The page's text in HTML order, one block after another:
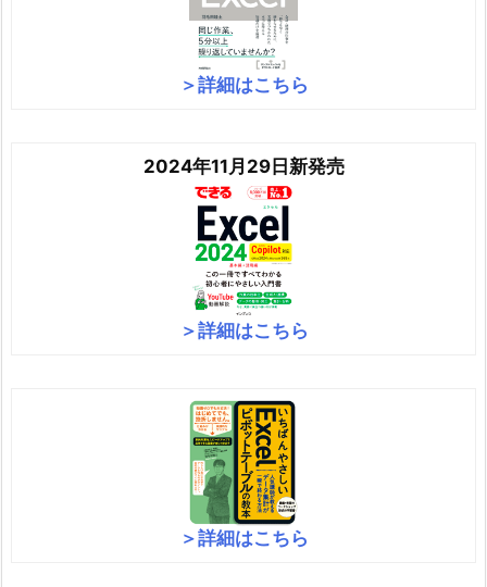
＞詳細はこちら
2024年11月29日新発売
＞詳細はこちら
＞詳細はこちら